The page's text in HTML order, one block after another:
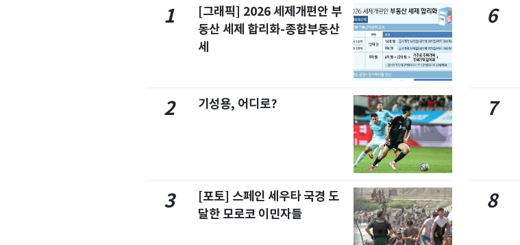
1
[그래픽] 2026 세제개편안 부
동산 세제 합리화-종합부동산
세
2 기성용, 어디로?
3
[포토] 스페인 세우타 국경 도
달한 모로코 이민자들
6
7
8